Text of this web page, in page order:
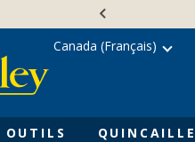
OUTILS
Canada (Français)